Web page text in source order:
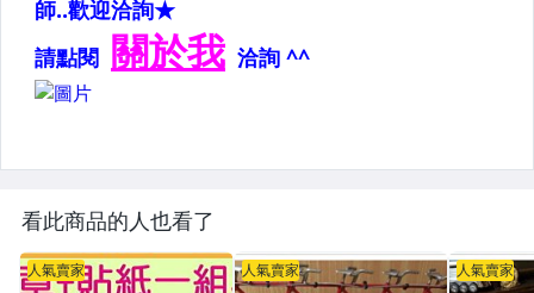
看此商品的人也看了
人氣賣家 人氣賣家 人氣賣家